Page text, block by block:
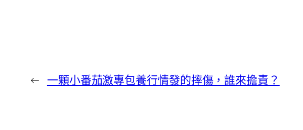
← 一顆小番茄激專包養行情發的摔傷，誰來擔責？